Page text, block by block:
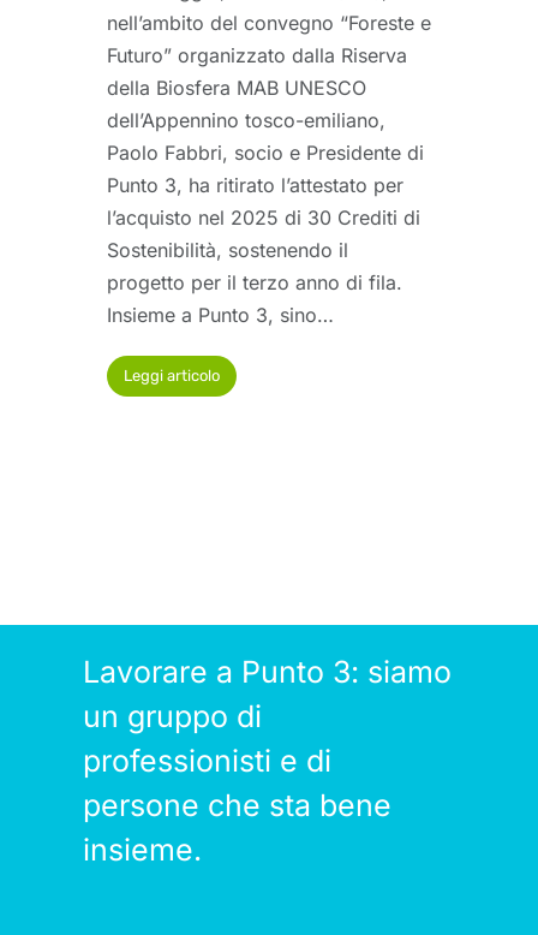
nell’ambito del convegno “Foreste e
Futuro” organizzato dalla Riserva
della Biosfera MAB UNESCO
dell’Appennino tosco-emiliano,
Paolo Fabbri, socio e Presidente di
Punto 3, ha ritirato l’attestato per
l’acquisto nel 2025 di 30 Crediti di
Sostenibilità, sostenendo il
progetto per il terzo anno di fila.
Insieme a Punto 3, sino…
Leggi articolo
Lavorare a Punto 3: siamo
un gruppo di
professionisti e di
persone che sta bene
insieme.